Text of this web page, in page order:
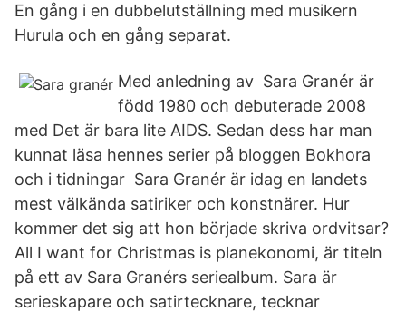
En gång i en dubbelutställning med musikern
Hurula och en gång separat.
Med anledning av Sara Granér är
född 1980 och debuterade 2008
med Det är bara lite AIDS. Sedan dess har man
kunnat läsa hennes serier på bloggen Bokhora
och i tidningar Sara Granér är idag en landets
mest välkända satiriker och konstnärer. Hur
kommer det sig att hon började skriva ordvitsar?
All I want for Christmas is planekonomi, är titeln
på ett av Sara Granérs seriealbum. Sara är
serieskapare och satirtecknare, tecknar